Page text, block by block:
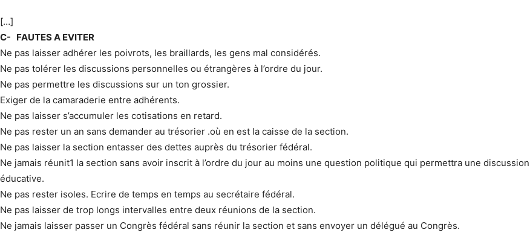
[…]
C- FAUTES A EVITER
Ne pas laisser adhérer les poivrots, les braillards, les gens mal considérés.
Ne pas tolérer les discussions personnelles ou étrangères à l’ordre du jour.
Ne pas permettre les discussions sur un ton grossier.
Exiger de la camaraderie entre adhérents.
Ne pas laisser s’accumuler les cotisations en retard.
Ne pas rester un an sans demander au trésorier .où en est la caisse de la section.
Ne pas laisser la section entasser des dettes auprès du trésorier fédéral.
Ne jamais réunit1 la section sans avoir inscrit à l’ordre du jour au moins une question politique qui permettra une discussion
éducative.
Ne pas rester isoles. Ecrire de temps en temps au secrétaire fédéral.
Ne pas laisser de trop longs intervalles entre deux réunions de la section.
Ne jamais laisser passer un Congrès fédéral sans réunir la section et sans envoyer un délégué au Congrès.